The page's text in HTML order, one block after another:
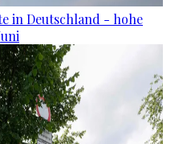
in Deutschland - hohe